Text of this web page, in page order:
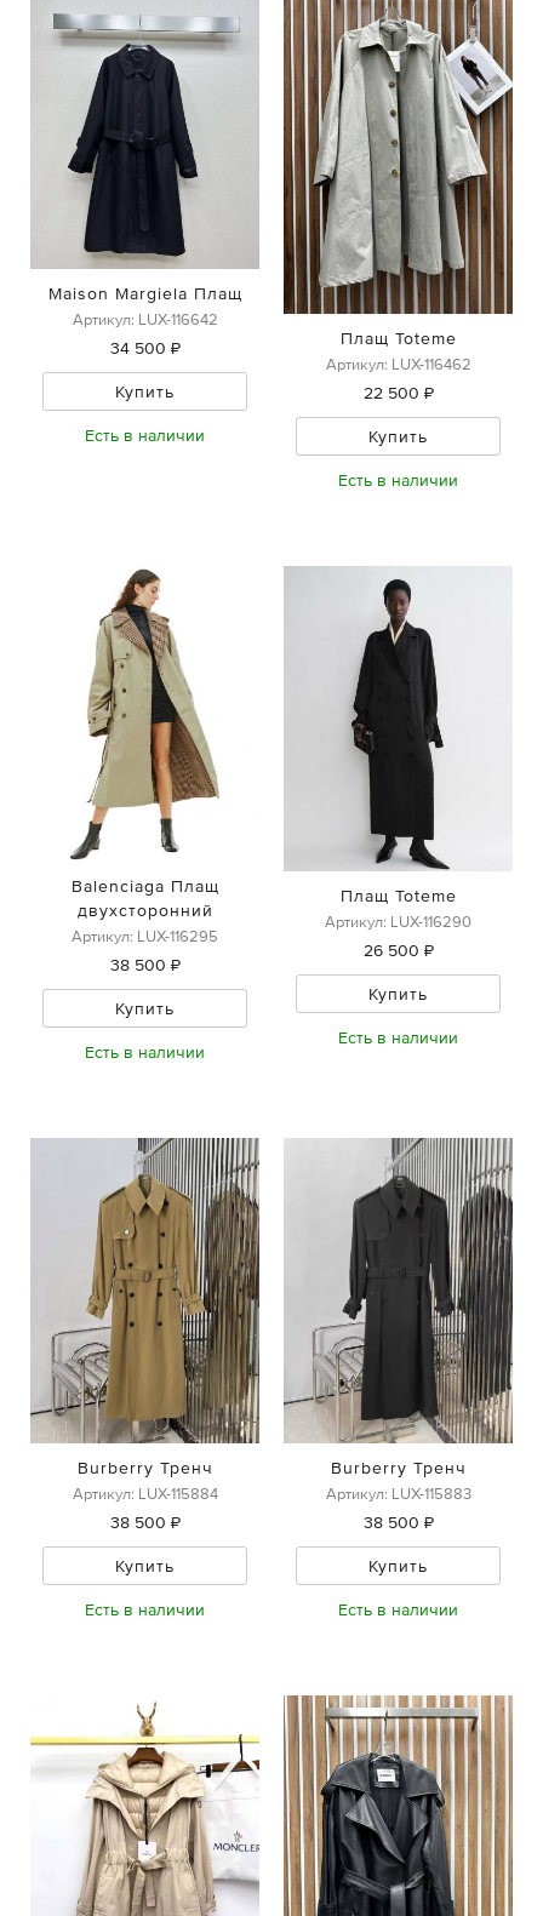
Maison Margiela Плащ
Артикул: LUX-116642
34 500 ₽
Купить
Есть в наличии
Плащ Toteme
Артикул: LUX-116462
22 500 ₽
Купить
Есть в наличии
Balenciaga Плащ
двухсторонний
Артикул: LUX-116295
38 500 ₽
Купить
Есть в наличии
Плащ Toteme
Артикул: LUX-116290
26 500 ₽
Купить
Есть в наличии
Burberry Тренч
Артикул: LUX-115884
38 500 ₽
Купить
Есть в наличии
Burberry Тренч
Артикул: LUX-115883
38 500 ₽
Купить
Есть в наличии